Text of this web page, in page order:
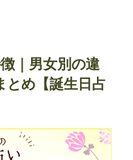
｜男女別の違
とめ【誕生日占